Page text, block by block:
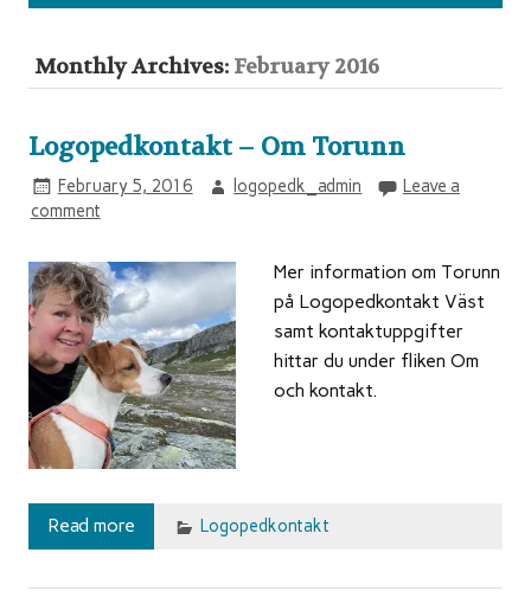
Monthly Archives: February 2016
Logopedkontakt – Om Torunn
February 5, 2016 logopedk_admin
Leave a
comment
Mer information om Torunn
på Logopedkontakt Väst
samt kontaktuppgifter
hittar du under fliken Om
och kontakt.
Read more Logopedkontakt